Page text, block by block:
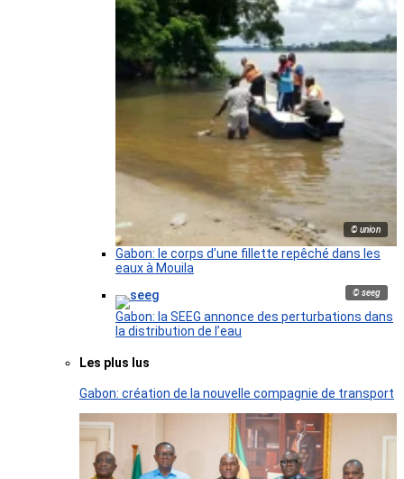
© union
Gabon: le corps d’une fillette repêché dans les
eaux à Mouila
© seeg
Gabon: la SEEG annonce des perturbations dans
la distribution de l’eau
Les plus lus
Gabon: création de la nouvelle compagnie de transport